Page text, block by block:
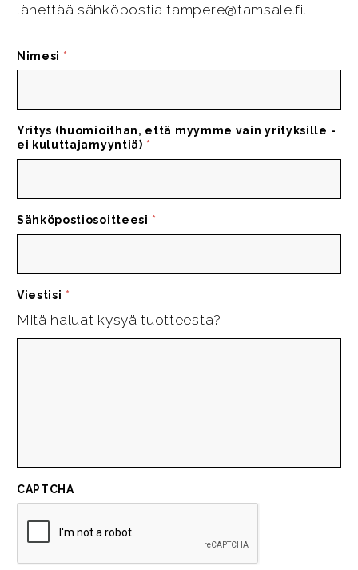
lähettää sähköpostia tampere@tamsale.fi.
Nimesi *
Yritys (huomioithan, että myymme vain yrityksille -
ei kuluttajamyyntiä) *
Sähköpostiosoitteesi *
Viestisi *
Mitä haluat kysyä tuotteesta?
CAPTCHA